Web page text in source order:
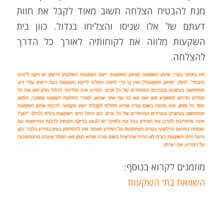
מנת להבטיח הצלחה חשוב מאוד לקבל את חוות
דעתם של אלו שניסו והצליחו בגדול. כוון בית
השקעות מלווה את לקוחותיה לאורך כל הדרך
להצלחה.
מוזמנים לקרוא בנוסף:
השוואת בתי השקעות